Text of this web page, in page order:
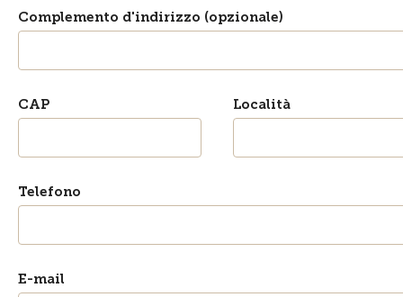
Complemento d'indirizzo (opzionale)
CAP Località
Telefono
E-mail